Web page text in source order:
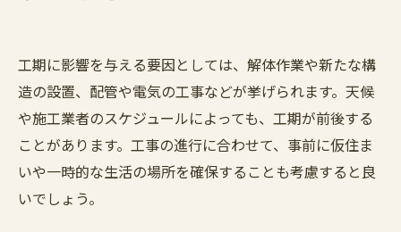
工期に影響を与える要因としては、解体作業や新たな構
造の設置、配管や電気の工事などが挙げられます。天候
や施工業者のスケジュールによっても、工期が前後する
ことがあります。工事の進行に合わせて、事前に仮住ま
いや一時的な生活の場所を確保することも考慮すると良
いでしょう。